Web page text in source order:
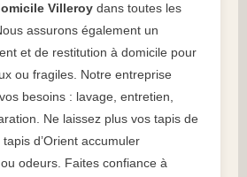
Villeroy dans toutes les
assurons également un
et de restitution à domicile pour
ou fragiles. Notre entreprise
besoins : lavage, entretien,
Ne laissez plus vos tapis de
d’Orient accumuler
odeurs. Faites confiance à